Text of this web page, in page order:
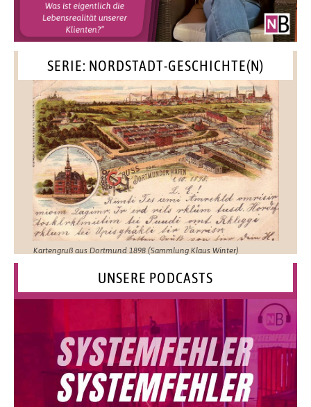
SERIE: NORDSTADT-GESCHICHTE(N)
Kartengruß aus Dortmund 1898 (Sammlung Klaus Winter)
UNSERE PODCASTS